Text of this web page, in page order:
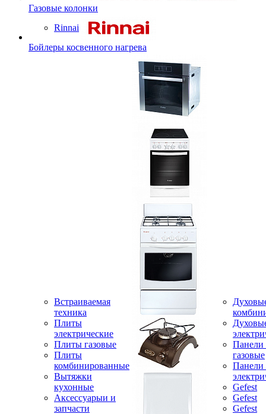
Газовые колонки
Rinnai
Бойлеры косвенного нагрева
Встраиваемая
техника
Плиты
электрические
Плиты газовые
Плиты
комбинированные
Вытяжки
кухонные
Аксессуарыи и
запчасти
Панели
газовые
Панели
Gefest
Gefest
Gefest